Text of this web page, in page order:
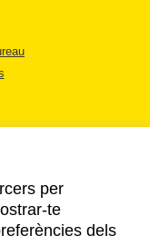
per
te
dels